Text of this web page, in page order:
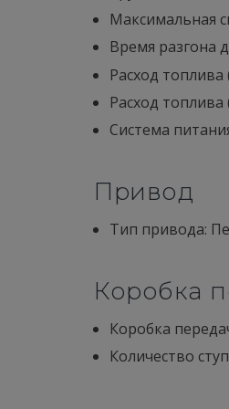
Максимальная
Время разгона
Расход
Расход топлива
Система
Привод
Тип привода:
Коробка
Коробка
Количество